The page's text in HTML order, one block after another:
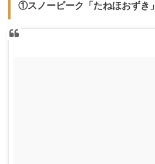
①スノーピーク「たねほおずき」